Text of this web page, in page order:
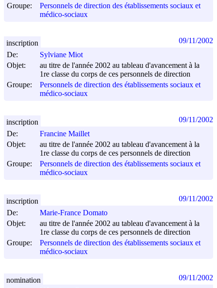
Groupe:
Personnels de direction des établissements sociaux et
médico-sociaux
De:
Sylviane Miot
Objet:
au titre de l'année 2002 au tableau d'avancement à la
1re classe du corps de ces personnels de direction
Groupe:
Personnels de direction des établissements sociaux et
médico-sociaux
inscription 09/11/2002
De:
Francine Maillet
Objet:
au titre de l'année 2002 au tableau d'avancement à la
1re classe du corps de ces personnels de direction
Groupe:
Personnels de direction des établissements sociaux et
médico-sociaux
inscription 09/11/2002
De:
Marie-France Domato
Objet:
au titre de l'année 2002 au tableau d'avancement à la
1re classe du corps de ces personnels de direction
Groupe:
Personnels de direction des établissements sociaux et
médico-sociaux
inscription 09/11/2002
nomination 09/11/2002